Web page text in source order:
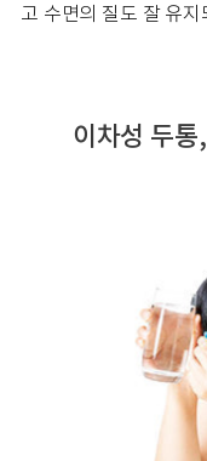
고 수면의 질도 잘 유지
이차성 두